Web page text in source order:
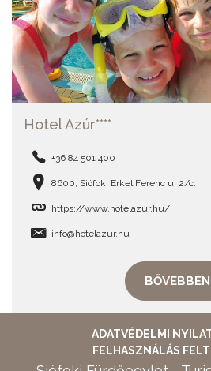
Hotel Azúr****
+36 84 501 400
8600, Siófok, Erkel Ferenc u. 2/c.
https://www.hotelazur.hu/
info@hotelazur.hu
BŐVEBBEN
ADATVÉDELMI
FELHASZNÁLÁS